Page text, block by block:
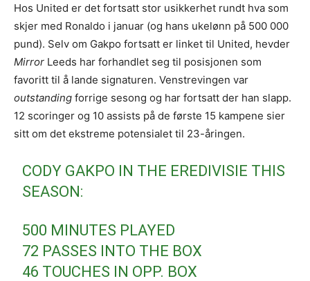
Hos United er det fortsatt stor usikkerhet rundt hva som
skjer med Ronaldo i januar (og hans ukelønn på 500 000
pund). Selv om Gakpo fortsatt er linket til United, hevder
Mirror Leeds har forhandlet seg til posisjonen som
favoritt til å lande signaturen. Venstrevingen var
outstanding forrige sesong og har fortsatt der han slapp.
12 scoringer og 10 assists på de første 15 kampene sier
sitt om det ekstreme potensialet til 23-åringen.
CODY GAKPO IN THE EREDIVISIE THIS
SEASON:
500 MINUTES PLAYED
72 PASSES INTO THE BOX
46 TOUCHES IN OPP. BOX